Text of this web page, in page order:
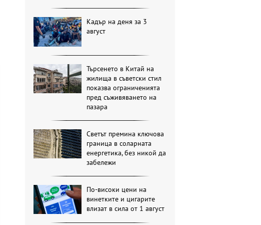
Кадър на деня за 3
август
Търсенето в Китай на
жилища в съветски стил
показва ограниченията
пред съживяването на
пазара
Светът премина ключова
граница в соларната
енергетика, без никой да
забележи
По-високи цени на
винетките и цигарите
влизат в сила от 1 август